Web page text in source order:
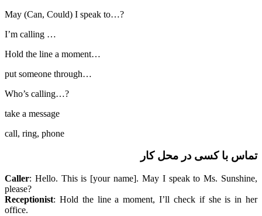
May (Can, Could) I speak to…?
I’m calling …
Hold the line a moment…
put someone through…
Who’s calling…?
take a message
call, ring, phone
تماس با کسی در محل کار
Caller: Hello. This is [your name]. May I speak to Ms. Sunshine,
please?
Receptionist: Hold the line a moment, I’ll check if she is in her
office.